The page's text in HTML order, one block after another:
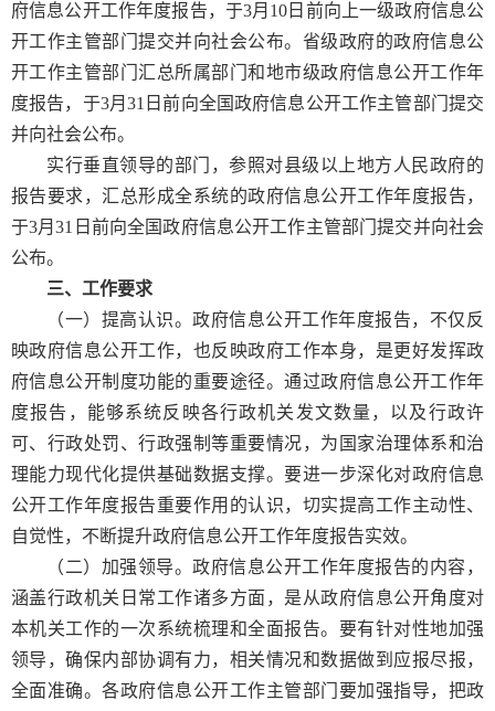
府信息公开工作年度报告，于3月10日前向上一级政府信息公
开工作主管部门提交并向社会公布。省级政府的政府信息公
开工作主管部门汇总所属部门和地市级政府信息公开工作年
度报告，于3月31日前向全国政府信息公开工作主管部门提交
并向社会公布。
实行垂直领导的部门，参照对县级以上地方人民政府的
报告要求，汇总形成全系统的政府信息公开工作年度报告，
于3月31日前向全国政府信息公开工作主管部门提交并向社会
公布。
三、工作要求
（一）提高认识。政府信息公开工作年度报告，不仅反
映政府信息公开工作，也反映政府工作本身，是更好发挥政
府信息公开制度功能的重要途径。通过政府信息公开工作年
度报告，能够系统反映各行政机关发文数量，以及行政许
可、行政处罚、行政强制等重要情况，为国家治理体系和治
理能力现代化提供基础数据支撑。要进一步深化对政府信息
公开工作年度报告重要作用的认识，切实提高工作主动性、
自觉性，不断提升政府信息公开工作年度报告实效。
（二）加强领导。政府信息公开工作年度报告的内容，
涵盖行政机关日常工作诸多方面，是从政府信息公开角度对
本机关工作的一次系统梳理和全面报告。要有针对性地加强
领导，确保内部协调有力，相关情况和数据做到应报尽报，
全面准确。各政府信息公开工作主管部门要加强指导，把政